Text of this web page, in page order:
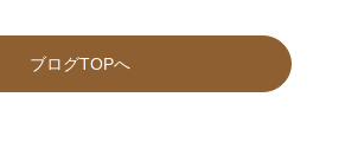
ブログTOPへ